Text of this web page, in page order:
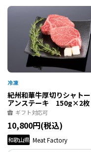
い。特別なディナーや贈り物にも喜
いただけます。
紀州和華牛厚切りシャト
アンステーキ 150g×2枚
ギフト対応可
10,800円(税込)
和歌山県 Meat Factory